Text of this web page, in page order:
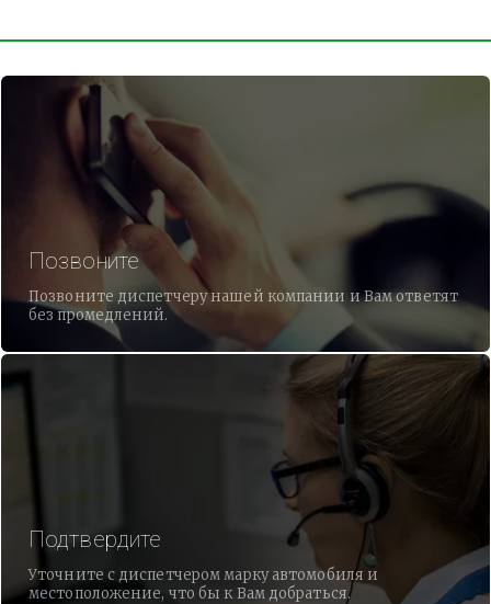
Позвоните
Позвоните диспетчеру нашей компании и Вам ответят
без промедлений.
Подтвердите
Уточните с диспетчером марку автомобиля и
местоположение, что бы к Вам добраться.